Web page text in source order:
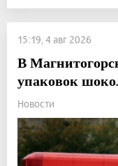
15:19, 4 авг 2026
В
упаковок
Новости